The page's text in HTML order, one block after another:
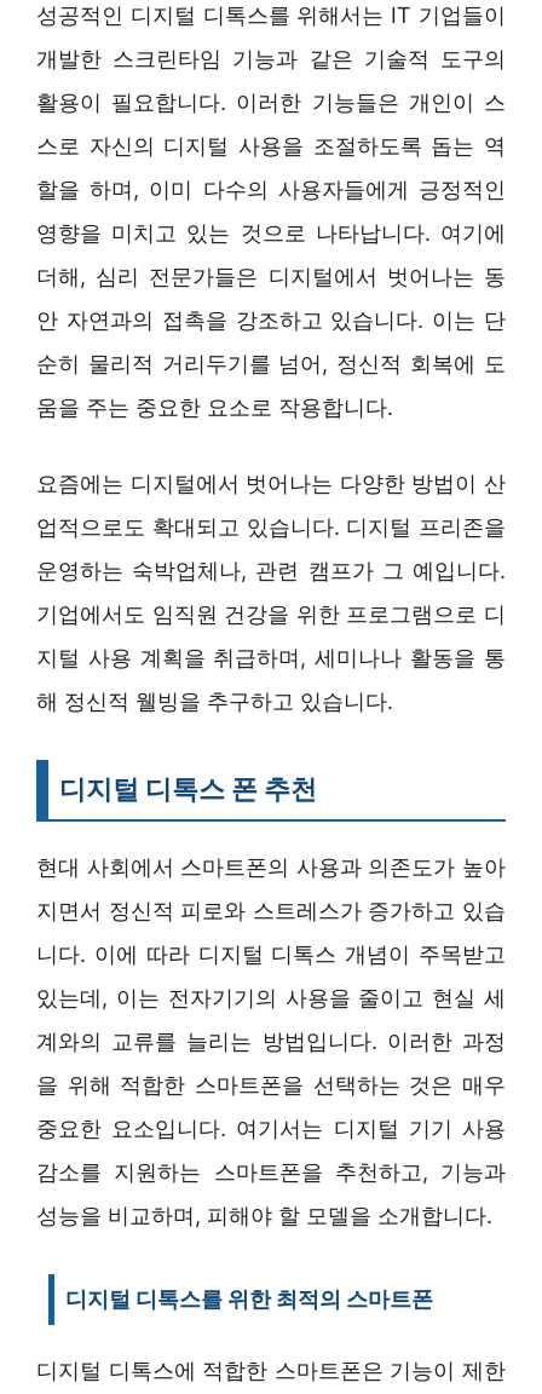
성공적인 디지털 디톡스를 위해서는 IT 기업들이
개발한 스크린타임 기능과 같은 기술적 도구의
활용이 필요합니다. 이러한 기능들은 개인이 스
스로 자신의 디지털 사용을 조절하도록 돕는 역
할을 하며, 이미 다수의 사용자들에게 긍정적인
영향을 미치고 있는 것으로 나타납니다. 여기에
더해, 심리 전문가들은 디지털에서 벗어나는 동
안 자연과의 접촉을 강조하고 있습니다. 이는 단
순히 물리적 거리두기를 넘어, 정신적 회복에 도
움을 주는 중요한 요소로 작용합니다.
요즘에는 디지털에서 벗어나는 다양한 방법이 산
업적으로도 확대되고 있습니다. 디지털 프리존을
운영하는 숙박업체나, 관련 캠프가 그 예입니다.
기업에서도 임직원 건강을 위한 프로그램으로 디
지털 사용 계획을 취급하며, 세미나나 활동을 통
해 정신적 웰빙을 추구하고 있습니다.
디지털 디톡스 폰 추천
현대 사회에서 스마트폰의 사용과 의존도가 높아
지면서 정신적 피로와 스트레스가 증가하고 있습
니다. 이에 따라 디지털 디톡스 개념이 주목받고
있는데, 이는 전자기기의 사용을 줄이고 현실 세
계와의 교류를 늘리는 방법입니다. 이러한 과정
을 위해 적합한 스마트폰을 선택하는 것은 매우
중요한 요소입니다. 여기서는 디지털 기기 사용
감소를 지원하는 스마트폰을 추천하고, 기능과
성능을 비교하며, 피해야 할 모델을 소개합니다.
디지털 디톡스를 위한 최적의 스마트폰
디지털 디톡스에 적합한 스마트폰은 기능이 제한